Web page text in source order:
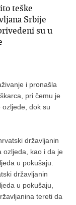
teške
Srbije
su u
i pronašla
pri čemu je
dok su
državljanin
ozljeda, kao i da je
u pokušaju.
državljanin
u pokušaju,
tereti da